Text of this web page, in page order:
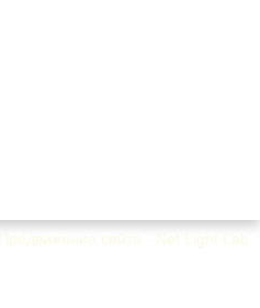
Продвижение сайта - Net Light Lab